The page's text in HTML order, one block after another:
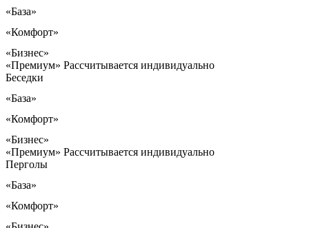
«База»
«Комфорт»
«Бизнес»
«Премиум» Рассчитывается индивидуально
Беседки
«База»
«Комфорт»
«Бизнес»
«Премиум» Рассчитывается индивидуально
Перголы
«База»
«Комфорт»